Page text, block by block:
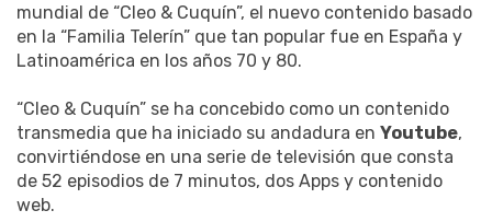
mundial de “Cleo & Cuquín”, el nuevo contenido basado
en la “Familia Telerín” que tan popular fue en España y
Latinoamérica en los años 70 y 80.
“Cleo & Cuquín” se ha concebido como un contenido
transmedia que ha iniciado su andadura en Youtube,
convirtiéndose en una serie de televisión que consta
de 52 episodios de 7 minutos, dos Apps y contenido
web.